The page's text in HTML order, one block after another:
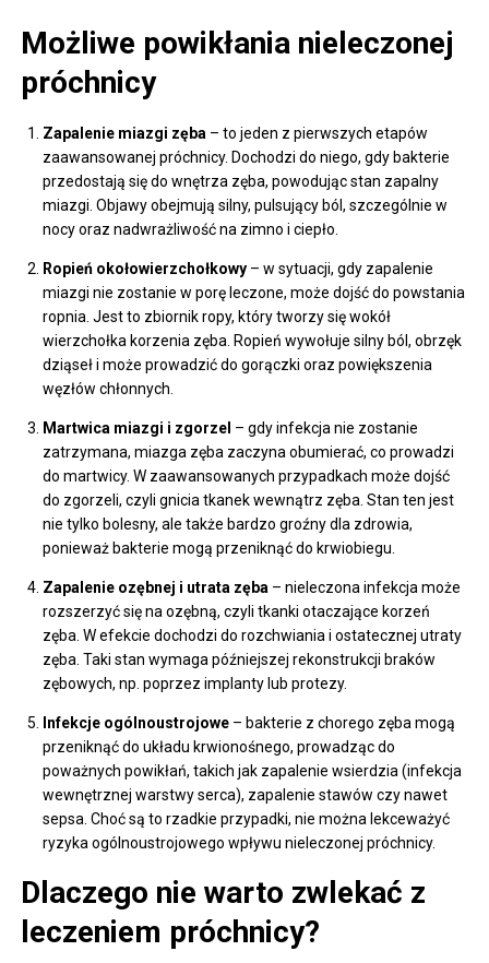
Możliwe powikłania nieleczonej
próchnicy
Zapalenie miazgi zęba – to jeden z pierwszych etapów
zaawansowanej próchnicy. Dochodzi do niego, gdy bakterie
przedostają się do wnętrza zęba, powodując stan zapalny
miazgi. Objawy obejmują silny, pulsujący ból, szczególnie w
nocy oraz nadwrażliwość na zimno i ciepło.
Ropień okołowierzchołkowy – w sytuacji, gdy zapalenie
miazgi nie zostanie w porę leczone, może dojść do powstania
ropnia. Jest to zbiornik ropy, który tworzy się wokół
wierzchołka korzenia zęba. Ropień wywołuje silny ból, obrzęk
dziąseł i może prowadzić do gorączki oraz powiększenia
węzłów chłonnych.
Martwica miazgi i zgorzel – gdy infekcja nie zostanie
zatrzymana, miazga zęba zaczyna obumierać, co prowadzi
do martwicy. W zaawansowanych przypadkach może dojść
do zgorzeli, czyli gnicia tkanek wewnątrz zęba. Stan ten jest
nie tylko bolesny, ale także bardzo groźny dla zdrowia,
ponieważ bakterie mogą przeniknąć do krwiobiegu.
Zapalenie ozębnej i utrata zęba – nieleczona infekcja może
rozszerzyć się na ozębną, czyli tkanki otaczające korzeń
zęba. W efekcie dochodzi do rozchwiania i ostatecznej utraty
zęba. Taki stan wymaga późniejszej rekonstrukcji braków
zębowych, np. poprzez implanty lub protezy.
Infekcje ogólnoustrojowe – bakterie z chorego zęba mogą
przeniknąć do układu krwionośnego, prowadząc do
poważnych powikłań, takich jak zapalenie wsierdzia (infekcja
wewnętrznej warstwy serca), zapalenie stawów czy nawet
sepsa. Choć są to rzadkie przypadki, nie można lekceważyć
ryzyka ogólnoustrojowego wpływu nieleczonej próchnicy.
Dlaczego nie warto zwlekać z
leczeniem próchnicy?